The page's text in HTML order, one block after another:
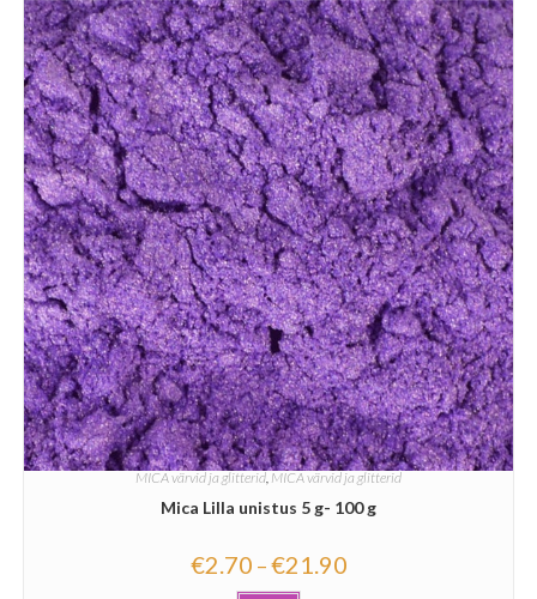
MICA värvid ja glitterid,MICA värvid ja glitterid
Mica Lilla unistus 5 g- 100 g
€2.70 –€21.90